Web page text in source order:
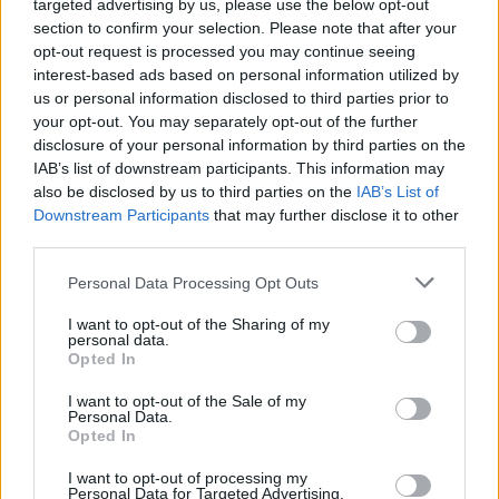
targeted advertising by us, please use the below opt-out
section to confirm your selection. Please note that after your
opt-out request is processed you may continue seeing
interest-based ads based on personal information utilized by
us or personal information disclosed to third parties prior to
your opt-out. You may separately opt-out of the further
disclosure of your personal information by third parties on the
IAB’s list of downstream participants. This information may
also be disclosed by us to third parties on the IAB’s List of
Downstream Participants that may further disclose it to other
Please note that this website/app uses one or more Google
not limited to your visit or usage behaviour. You may click to
grant or deny consent to Google and its third-party tags to
use your data for below specified purposes in below Google
consent section.
Personal Data Processing Opt Outs
I want to opt-out of the Sharing of my
personal data.
Opted In
I want to opt-out of the Sale of my
Personal Data.
Opted In
I want to opt-out of processing my
Personal Data for Targeted Advertising.